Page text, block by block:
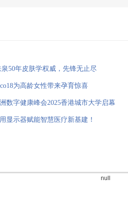
50年皮肤学权威，先锋无止尽
为高龄女性带来孕育惊喜
字健康峰会2025香港城市大学启幕
显示器赋能智慧医疗新基建！
null